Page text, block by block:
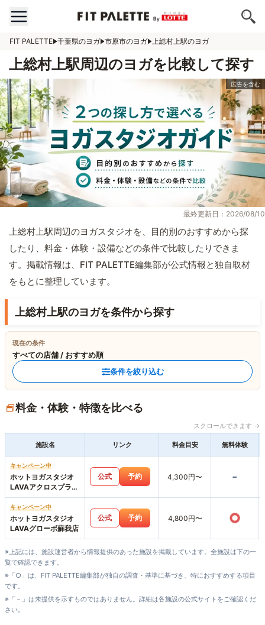
FIT PALETTE 千葉県のヨガ 市原市のヨガ 上総村上駅のヨガ
上総村上駅周辺のヨガを比較して探す
最終更新日：2026/08/10
上総村上駅周辺のヨガスタジオを、目的別のおすすめから探
したり、料金・体験・設備などの条件で比較したりできま
す。掲載情報は、FIT PALETTE編集部が公式情報と独自取材
をもとに整理しています。
上総村上駅のヨガを条件から探す
現在の条件
すべての店舗 / おすすめ順
条件を絞り込む
料金・体験・特徴を比べる
スクロールできます →
施設名 リンク 料金目安 無料体験
キャンペーン中
ホットヨガスタジオ
LAVAアクロスプラザ
市原更級店
公式 予約 4,300円〜 -
キャンペーン中
ホットヨガスタジオ
LAVAグローボ蘇我店
公式 予約 4,800円〜 ○
※上記には、施設運営者から情報提供のあった施設を掲載しています。全施設は下の一
覧で確認できます。
※「○」は、FIT PALETTE編集部が独自の調査・基準に基づき、特におすすめする項目
です。
※「－」は未提供を示すものではありません。詳細は各施設の公式サイトをご確認くだ
さい。